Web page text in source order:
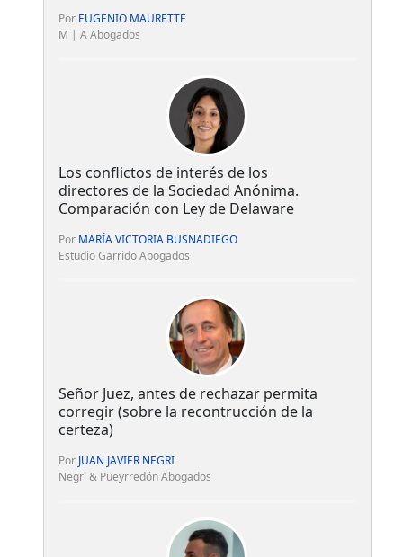
Por EUGENIO MAURETTE
M | A Abogados
Los conflictos de interés de los
directores de la Sociedad Anónima.
Comparación con Ley de Delaware
Por MARÍA VICTORIA BUSNADIEGO
Estudio Garrido Abogados
Señor Juez, antes de rechazar permita
corregir (sobre la recontrucción de la
certeza)
Por JUAN JAVIER NEGRI
Negri & Pueyrredón Abogados